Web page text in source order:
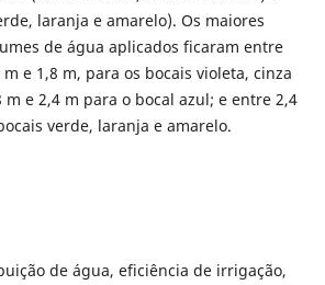
laranja e amarelo). Os maiores
de água aplicados ficaram entre
e 1,8 m, para os bocais violeta, cinza
e 2,4 m para o bocal azul; e entre 2,4
verde, laranja e amarelo.
de água, eficiência de irrigação,